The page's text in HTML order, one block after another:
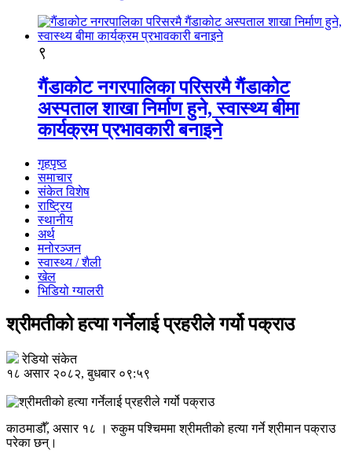
९
गैंडाकोट नगरपालिका परिसरमै गैंडाकोट
अस्पताल शाखा निर्माण हुने, स्वास्थ्य बीमा
कार्यक्रम प्रभावकारी बनाइने
गृहपृष्ठ
समाचार
संकेत विशेष
राष्ट्रिय
स्थानीय
अर्थ
मनोरञ्जन
स्वास्थ्य / शैली
खेल
भिडियो ग्यालरी
श्रीमतीको हत्या गर्नेलाई प्रहरीले गर्यो पक्राउ
रेडियो संकेत
१८ असार २०८२, बुधबार ०९:५९
काठमाडौँ, असार १८ । रुकुम पश्चिममा श्रीमतीको हत्या गर्ने श्रीमान पक्राउ
परेका छन्।